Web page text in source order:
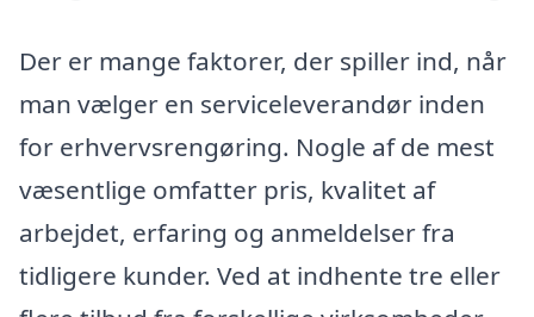
Der er mange faktorer, der spiller ind, når
man vælger en serviceleverandør inden
for erhvervsrengøring. Nogle af de mest
væsentlige omfatter pris, kvalitet af
arbejdet, erfaring og anmeldelser fra
tidligere kunder. Ved at indhente tre eller